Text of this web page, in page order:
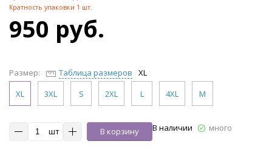
Кратность упаковки 1 шт.
950 руб.
Размер: Таблица размеров
XL
XL
3XL S 2XL L 4XL M
шт В корзину В наличии много